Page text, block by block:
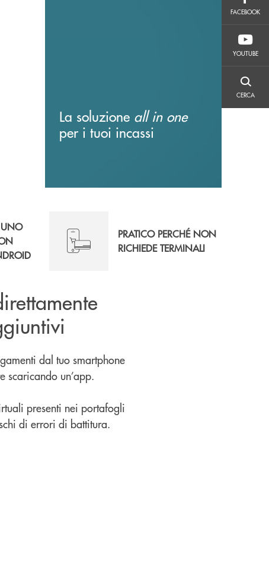
FACEBOOK
YOUTUBE
CERCA
La soluzione all in one
per i tuoi incassi
UNO
PRATICO PERCHÉ NON
RICHIEDE TERMINALI
dal tuo smartphone
scaricando un’app.
presenti nei portafogli
di errori di battitura.